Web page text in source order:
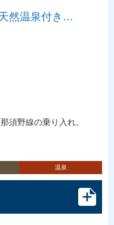
然温泉付き…
須野線の乗り入れ。
温泉